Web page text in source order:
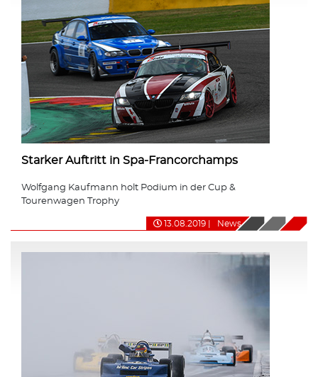
Starker Auftritt in Spa-Francorchamps
Wolfgang Kaufmann holt Podium in der Cup &
Tourenwagen Trophy
13.08.2019 News